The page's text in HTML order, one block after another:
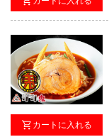
カートに入れる